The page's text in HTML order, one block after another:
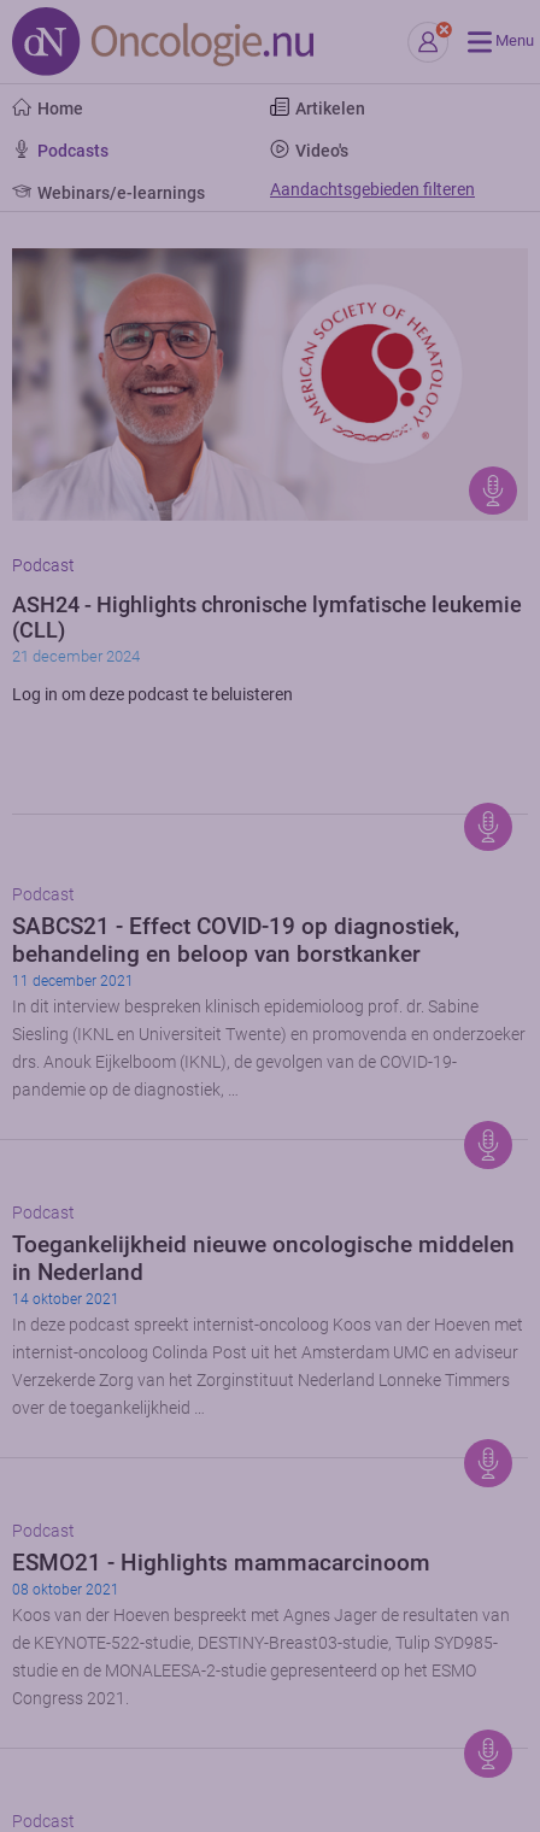
Menu
Home Artikelen
Podcasts Video's
Webinars/e-learnings Aandachtsgebieden filteren
Podcast
ASH24 - Highlights chronische lymfatische leukemie
(CLL)
21 december 2024
Log in om deze podcast te beluisteren
Podcast
SABCS21 - Effect COVID-19 op diagnostiek,
behandeling en beloop van borstkanker
11 december 2021
In dit interview bespreken klinisch epidemioloog prof. dr. Sabine
Siesling (IKNL en Universiteit Twente) en promovenda en onderzoeker
drs. Anouk Eijkelboom (IKNL), de gevolgen van de COVID-19-
pandemie op de diagnostiek, …
Podcast
Toegankelijkheid nieuwe oncologische middelen
in Nederland
14 oktober 2021
In deze podcast spreekt internist-oncoloog Koos van der Hoeven met
internist-oncoloog Colinda Post uit het Amsterdam UMC en adviseur
Verzekerde Zorg van het Zorginstituut Nederland Lonneke Timmers
over de toegankelijkheid …
Podcast
ESMO21 - Highlights mammacarcinoom
08 oktober 2021
Koos van der Hoeven bespreekt met Agnes Jager de resultaten van
de KEYNOTE-522-studie, DESTINY-Breast03-studie, Tulip SYD985-
studie en de MONALEESA-2-studie gepresenteerd op het ESMO
Congress 2021.
Podcast